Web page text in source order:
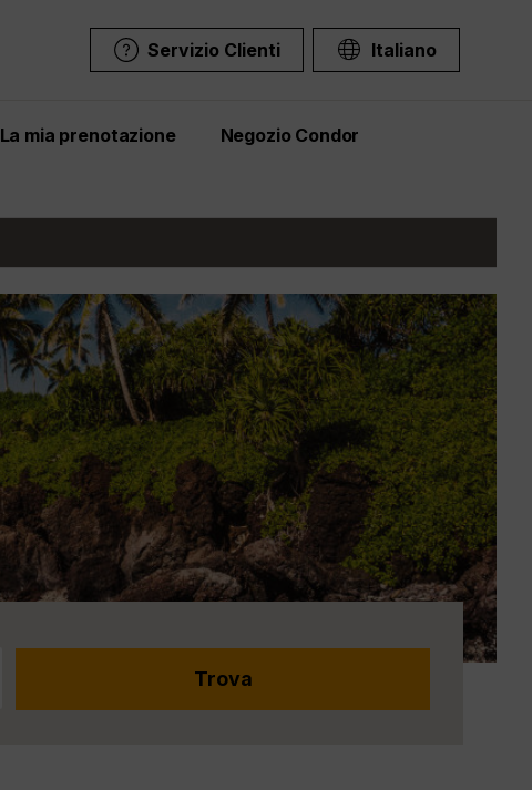
Servizio Clienti Italiano
La mia prenotazione Negozio Condor